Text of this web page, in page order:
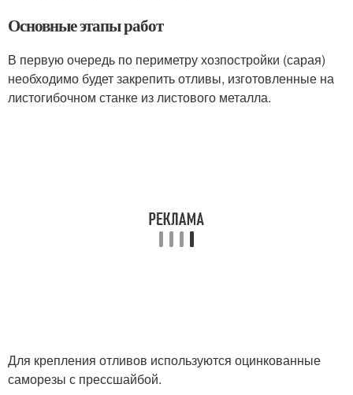
Основные этапы работ
В первую очередь по периметру хозпостройки (сарая)
необходимо будет закрепить отливы, изготовленные на
листогибочном станке из листового металла.
Для крепления отливов используются оцинкованные
саморезы с прессшайбой.